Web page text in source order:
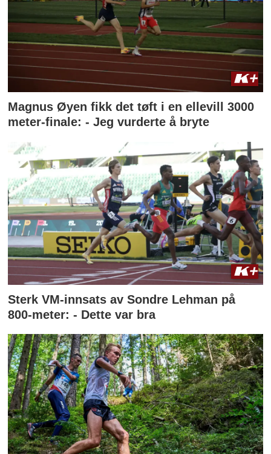
Magnus Øyen fikk det tøft i en ellevill 3000
meter-finale: - Jeg vurderte å bryte
Sterk VM-innsats av Sondre Lehman på
800-meter: - Dette var bra